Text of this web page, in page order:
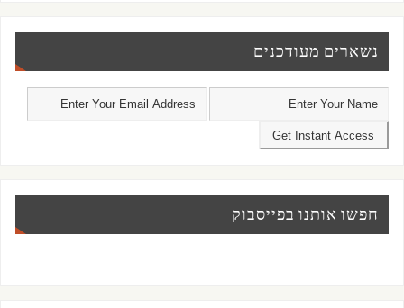
נשארים מעודכנים
חפשו אותנו בפייסבוק